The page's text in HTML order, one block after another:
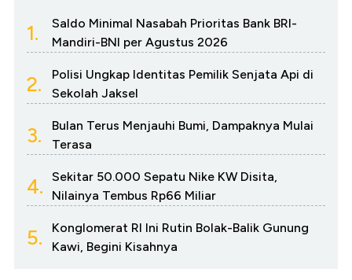
1.
Saldo Minimal Nasabah Prioritas Bank BRI-
Mandiri-BNI per Agustus 2026
2.
Polisi Ungkap Identitas Pemilik Senjata Api di
Sekolah Jaksel
3.
Bulan Terus Menjauhi Bumi, Dampaknya Mulai
Terasa
4.
Sekitar 50.000 Sepatu Nike KW Disita,
Nilainya Tembus Rp66 Miliar
5.
Konglomerat RI Ini Rutin Bolak-Balik Gunung
Kawi, Begini Kisahnya